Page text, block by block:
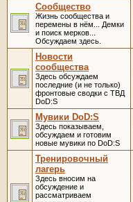
Сообщество
Жизнь сообщества и
перемены в нём... Демки
и поиск мерков...
Обсуждаем здесь.
Новости
сообщества
Здесь обсуждаем
последние (и не только)
фронтовые сводки с ТВД
DoD:S
Мувики DoD:S
Здесь показываем,
обсуждаем и готовим
новые мувики по DoD:S
Тренировочный
лагерь
Здесь вносим на
обсуждение и
рассматриваем